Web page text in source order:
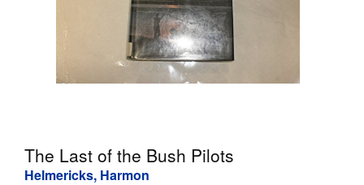
Kunst & Sammlerstücke
Verkäufer werden
The Last of the Bush Pilots
Helmericks, Harmon